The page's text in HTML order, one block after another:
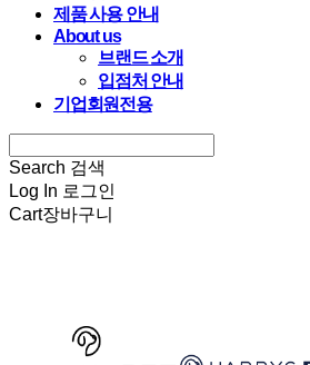
제품 사용 안내
About us
브랜드 소개
입점처 안내
기업회원전용
Search 검색
Log In 로그인
Cart장바구니